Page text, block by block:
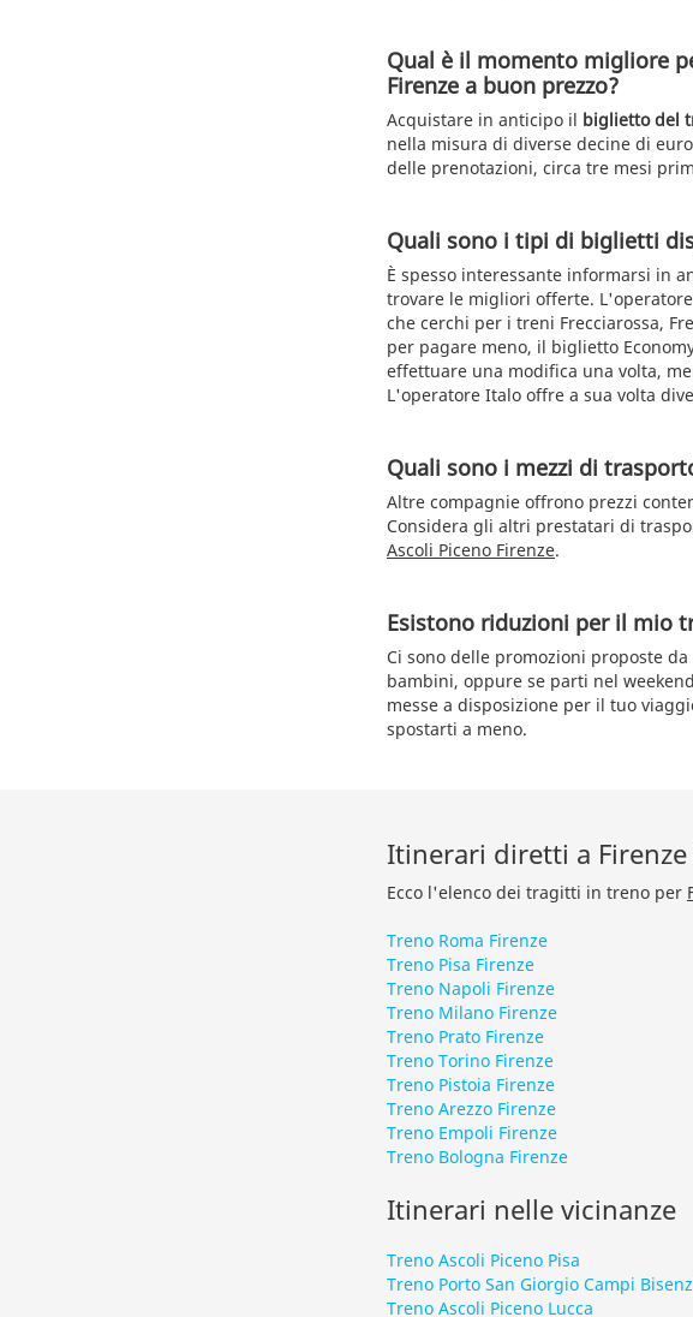
Qual è il momento migliore
Firenze a buon prezzo?
Acquistare in anticipo il biglietto del
nella misura di diverse decine di
delle prenotazioni, circa tre mesi
Quali sono i tipi di biglietti
È spesso interessante informarsi in
trovare le migliori offerte.
che cerchi per i treni Frecciarossa,
per pagare meno, il biglietto
effettuare una modifica una volta,
L'operatore Italo offre a sua volta
Quali sono i mezzi di
Altre compagnie offrono prezzi
Considera gli altri prestatari di
Ascoli Piceno Firenze.
Esistono riduzioni per il mio
Ci sono delle promozioni proposte
bambini, oppure se parti nel
messe a disposizione per il tuo
spostarti a meno.
Itinerari diretti a
Ecco l'elenco dei tragitti in treno per
Treno Roma Firenze
Treno Pisa Firenze
Treno Napoli Firenze
Treno Milano Firenze
Treno Prato Firenze
Treno Torino Firenze
Treno Pistoia Firenze
Treno Arezzo Firenze
Treno Empoli Firenze
Treno Bologna Firenze
Itinerari nelle vicinanze
Treno Ascoli Piceno Pisa
Treno Porto San Giorgio Campi
Treno Ascoli Piceno Lucca